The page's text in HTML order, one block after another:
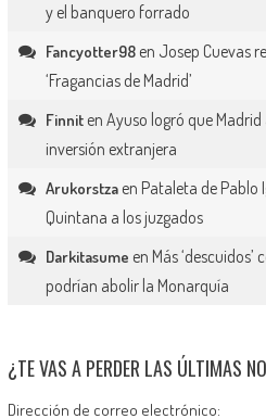
y el banquero forrado
Fancyotter98en Josep Cuevas
‘Fragancias de Madrid’
Finniten Ayuso logró que
inversión extranjera
Arukorstzaen Pataleta de Pablo
Quintana a los juzgados
Darkitasume en Más
podrían abolir la Monarquía
¿TE VAS A PERDER LAS ÚLTIMAS
Dirección de correo electrónico: